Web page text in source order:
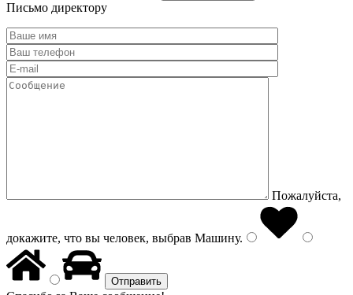
Письмо директору
Пожалуйста,
докажите, что вы человек, выбрав Машину.